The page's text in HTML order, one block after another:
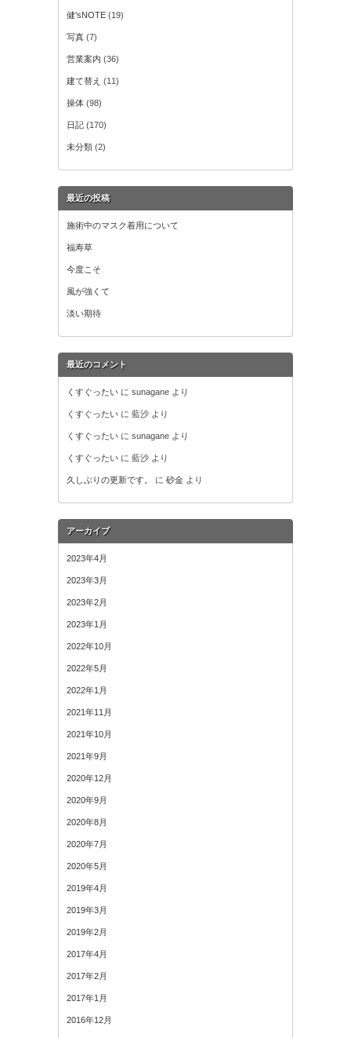
健'sNOTE (19)
写真 (7)
営業案内 (36)
建て替え (11)
操体 (98)
日記 (170)
未分類 (2)
最近の投稿
施術中のマスク着用について
福寿草
今度こそ
風が強くて
淡い期待
最近のコメント
くすぐったい に sunagane より
くすぐったい に 藍沙 より
くすぐったい に sunagane より
くすぐったい に 藍沙 より
久しぶりの更新です。 に 砂金 より
アーカイブ
2023年4月
2023年3月
2023年2月
2023年1月
2022年10月
2022年5月
2022年1月
2021年11月
2021年10月
2021年9月
2020年12月
2020年9月
2020年8月
2020年7月
2020年5月
2019年4月
2019年3月
2019年2月
2017年4月
2017年2月
2017年1月
2016年12月